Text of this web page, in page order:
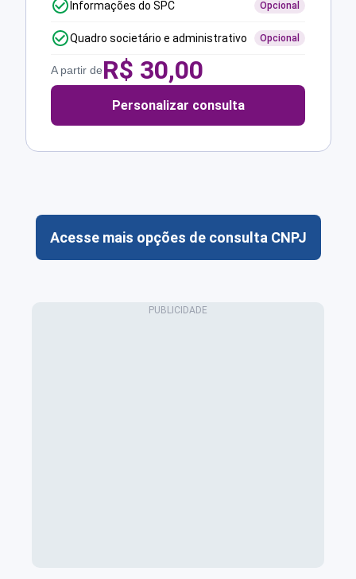
Informações do SPC Opcional
Quadro societário e administrativo Opcional
A partir deR$ 30,00
Personalizar consulta
Acesse mais opções de consulta CNPJ